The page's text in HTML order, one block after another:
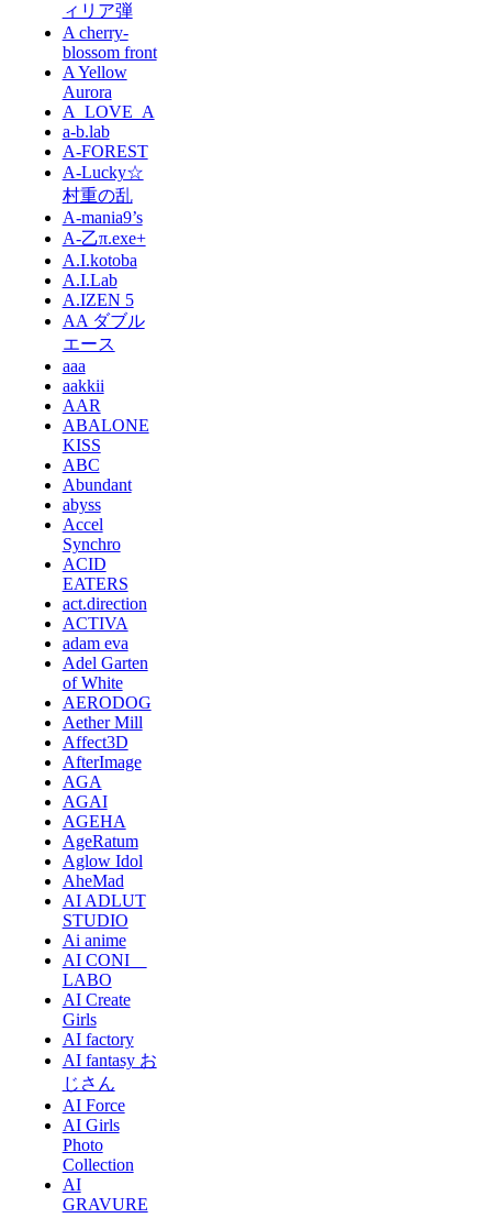
ィリア弾
A cherry-
blossom front
A Yellow
Aurora
A_LOVE_A
a-b.lab
A-FOREST
A-Lucky☆
村重の乱
A-mania9’s
A-乙π.exe+
A.I.kotoba
A.I.Lab
A.IZEN 5
AA ダブル
エース
aaa
aakkii
AAR
ABALONE
KISS
ABC
Abundant
abyss
Accel
Synchro
ACID
EATERS
act.direction
ACTIVA
adam eva
Adel Garten
of White
AERODOG
Aether Mill
Affect3D
AfterImage
AGA
AGAI
AGEHA
AgeRatum
Aglow Idol
AheMad
AI ADLUT
STUDIO
Ai anime
AI CONI
LABO
AI Create
Girls
AI factory
AI fantasy お
じさん
AI Force
AI Girls
Photo
Collection
AI
GRAVURE